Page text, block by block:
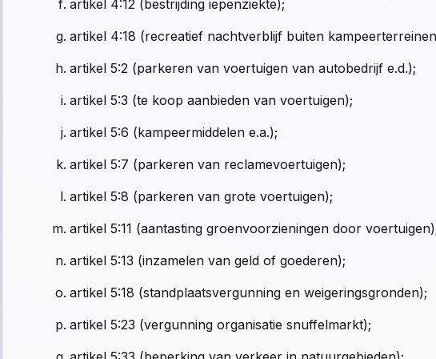
artikel 4:12 (bestrijding iepenziekte);
artikel 4:18 (recreatief nachtverblijf buiten
artikel 5:2 (parkeren van voertuigen van autobedrijf e.d.);
artikel 5:3 (te koop aanbieden van voertuigen);
artikel 5:6 (kampeermiddelen e.a.);
artikel 5:7 (parkeren van reclamevoertuigen);
artikel 5:8 (parkeren van grote voertuigen);
artikel 5:11 (aantasting groenvoorzieningen door
artikel 5:13 (inzamelen van geld of goederen);
artikel 5:18 (standplaatsvergunning en weigeringsgronden);
artikel 5:23 (vergunning organisatie snuffelmarkt);